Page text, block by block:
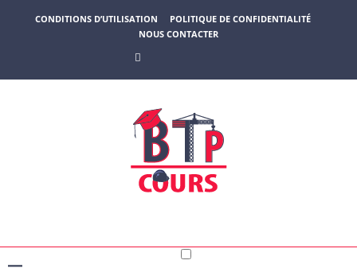
CONDITIONS D’UTILISATION
POLITIQUE DE CONFIDENTIALITÉ
NOUS CONTACTER